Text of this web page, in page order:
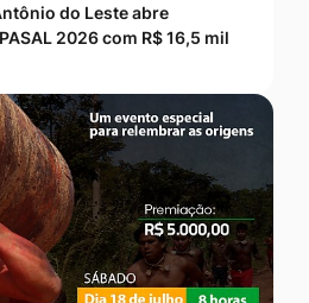
do Leste abre
2026 com R$ 16,5 mil